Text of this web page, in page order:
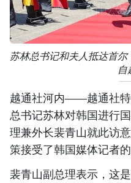
苏林总书记和夫人抵达首
自
越通社河内——越通社特
总书记苏林对韩国进行
理兼外长裴青山就此访
策接受了韩国媒体记者的
裴青山副总理表示，这